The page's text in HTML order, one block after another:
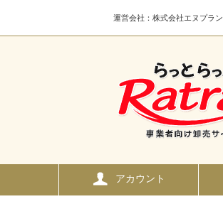
運営会社：株式会社エヌプラン
アカウント